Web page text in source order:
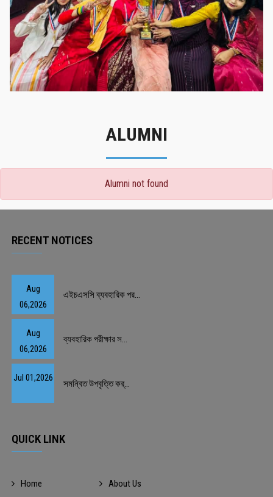
ALUMNI
Alumni not found
RECENT NOTICES
Aug
06,2026
এইচএসসি ব্যবহারিক পর...
Aug
06,2026
ব্যবহারিক পরীক্ষার স...
Jul 01,2026
সমন্বিত উপবৃত্তি কর্...
QUICK LINK
Home
About Us